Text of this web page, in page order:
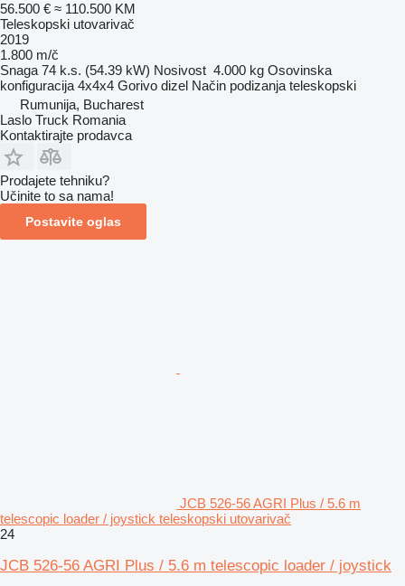
56.500 € ≈ 110.500 KM
Teleskopski utovarivač
2019
1.800 m/č
Snaga 74 k.s. (54.39 kW) Nosivost 4.000 kg Osovinska
konfiguracija 4x4x4 Gorivo dizel Način podizanja teleskopski
Rumunija, Bucharest
Laslo Truck Romania
Kontaktirajte prodavca
Prodajete tehniku?
Učinite to sa nama!
Postavite oglas
JCB 526-56 AGRI Plus / 5.6 m
telescopic loader / joystick teleskopski utovarivač
24
JCB 526-56 AGRI Plus / 5.6 m telescopic loader / joystick